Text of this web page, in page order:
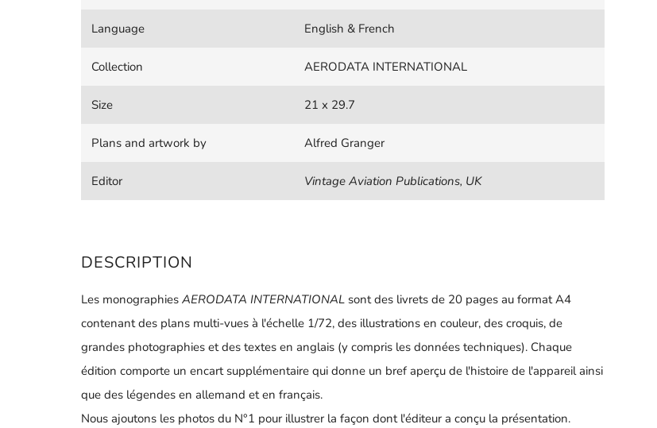
Language English & French
Collection AERODATA INTERNATIONAL
Size 21 x 29.7
Plans and artwork by Alfred Granger
Editor Vintage Aviation Publications, UK
DESCRIPTION
Les monographies AERODATA INTERNATIONAL sont des livrets de 20 pages au format A4
contenant des plans multi-vues à l'échelle 1/72, des illustrations en couleur, des croquis, de
grandes photographies et des textes en anglais (y compris les données techniques). Chaque
édition comporte un encart supplémentaire qui donne un bref aperçu de l'histoire de l'appareil ainsi
que des légendes en allemand et en français.
Nous ajoutons les photos du N°1 pour illustrer la façon dont l'éditeur a conçu la présentation.